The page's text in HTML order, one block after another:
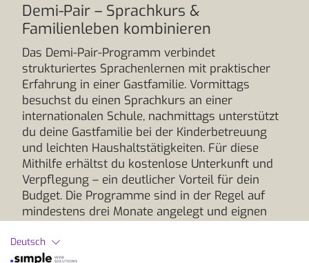
Demi-Pair – Sprachkurs &
Familienleben kombinieren
Das Demi-Pair-Programm verbindet
strukturiertes Sprachenlernen mit praktischer
Erfahrung in einer Gastfamilie. Vormittags
besuchst du einen Sprachkurs an einer
internationalen Schule, nachmittags unterstützt
du deine Gastfamilie bei der Kinderbetreuung
und leichten Haushaltstätigkeiten. Für diese
Mithilfe erhältst du kostenlose Unterkunft und
Verpflegung – ein deutlicher Vorteil für dein
Budget. Die Programme sind in der Regel auf
mindestens drei Monate angelegt und eignen
18 und 30 Jahren, die Freude am Umgang mit
Kindern haben und erste pädagogische
Deutsch